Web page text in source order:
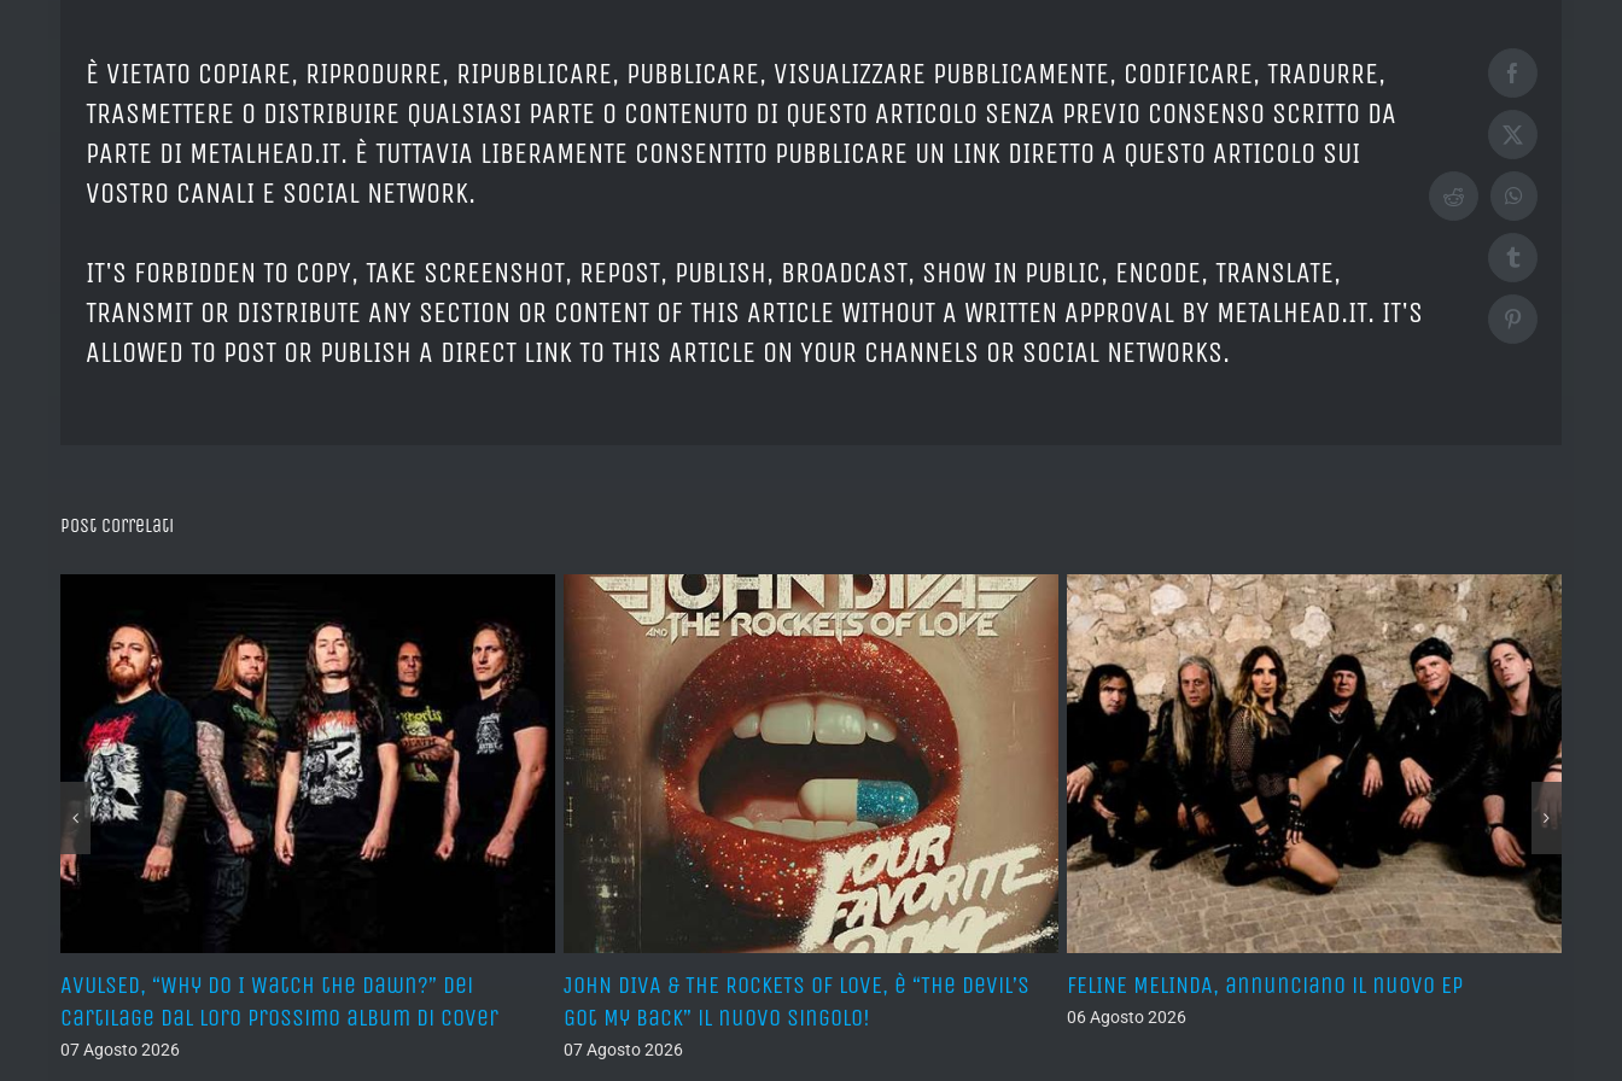
È VIETATO COPIARE, RIPRODURRE, RIPUBBLICARE, PUBBLICARE, VISUALIZZARE PUBBLICAMENTE, CODIFICARE, TRADURRE,
TRASMETTERE O DISTRIBUIRE QUALSIASI PARTE O CONTENUTO DI QUESTO ARTICOLO SENZA PREVIO CONSENSO SCRITTO DA
PARTE DI METALHEAD.IT. È TUTTAVIA LIBERAMENTE CONSENTITO PUBBLICARE UN LINK DIRETTO A QUESTO ARTICOLO SUI
VOSTRO CANALI E SOCIAL NETWORK.
IT'S FORBIDDEN TO COPY, TAKE SCREENSHOT, REPOST, PUBLISH, BROADCAST, SHOW IN PUBLIC, ENCODE, TRANSLATE,
TRANSMIT OR DISTRIBUTE ANY SECTION OR CONTENT OF THIS ARTICLE WITHOUT A WRITTEN APPROVAL BY METALHEAD.IT. IT'S
ALLOWED TO POST OR PUBLISH A DIRECT LINK TO THIS ARTICLE ON YOUR CHANNELS OR SOCIAL NETWORKS.
Facebook
X
RedditWhatsApp
Tumblr
Pinterest
Post correlati
AVULSED, “Why Do I Watch the Dawn?” dei
Cartilage dal loro prossimo album di cover
07 Agosto 2026
JOHN DIVA & THE ROCKETS OF LOVE, è “The Devil’s
Got My Back” il nuovo singolo!
07 Agosto 2026
FELINE MELINDA, annunciano il nuovo EP
06 Agosto 2026